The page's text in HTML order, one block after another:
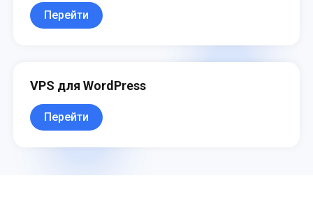
Перейти
VPS для WordPress
Перейти